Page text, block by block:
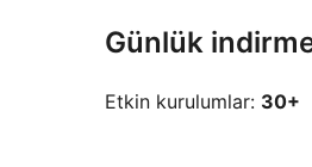
Günlük indirme
Etkin kurulumlar: 30+